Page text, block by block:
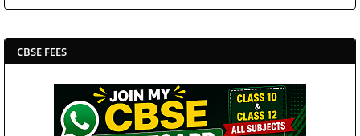
CBSE FEES